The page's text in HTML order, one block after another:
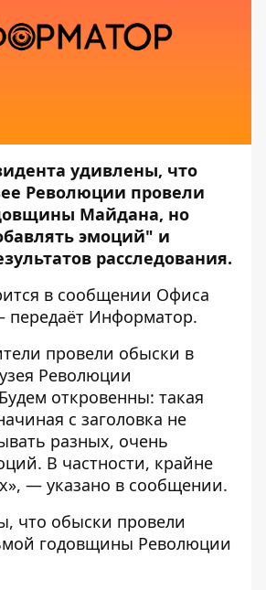
удивлены, что
Революции провели
Майдана, но
эмоций" и
расследования.
в сообщении Офиса
передаёт Информатор.
провели обыски в
Революции
откровенны: такая
с заголовка не
разных, очень
В частности, крайне
— указано в сообщении.
что обыски провели
годовщины Революции